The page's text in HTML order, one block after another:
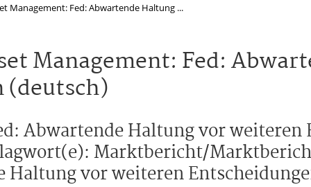
Management: Fed: Abwartende Haltung ...
Management: Fed:
(deutsch)
Abwartende Haltung vor weiteren
Marktbericht/
Haltung vor weiteren